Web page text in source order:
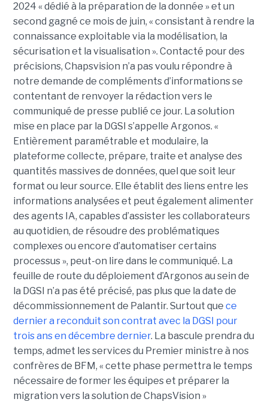
2024 « dédié à la préparation de la donnée » et un
second gagné ce mois de juin, « consistant à rendre la
connaissance exploitable via la modélisation, la
sécurisation et la visualisation ». Contacté pour des
précisions, Chapsvision n’a pas voulu répondre à
notre demande de compléments d’informations se
contentant de renvoyer la rédaction vers le
communiqué de presse publié ce jour. La solution
mise en place par la DGSI s’appelle Argonos. «
Entièrement paramétrable et modulaire, la
plateforme collecte, prépare, traite et analyse des
quantités massives de données, quel que soit leur
format ou leur source. Elle établit des liens entre les
informations analysées et peut également alimenter
des agents IA, capables d’assister les collaborateurs
au quotidien, de résoudre des problématiques
complexes ou encore d’automatiser certains
processus », peut-on lire dans le communiqué. La
feuille de route du déploiement d’Argonos au sein de
la DGSI n’a pas été précisé, pas plus que la date de
décommissionnement de Palantir. Surtout que ce
dernier a reconduit son contrat avec la DGSI pour
trois ans en décembre dernier. La bascule prendra du
temps, admet les services du Premier ministre à nos
confrères de BFM, « cette phase permettra le temps
nécessaire de former les équipes et préparer la
migration vers la solution de ChapsVision »